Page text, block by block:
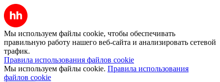
Мы используем файлы cookie, чтобы обеспечивать
правильную работу нашего веб-сайта и анализировать сетевой
трафик.
Правила использования файлов cookie
Мы используем файлы cookie. Правила использования
файлов cookie